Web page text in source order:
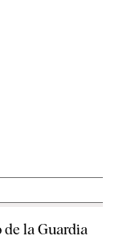
de la Guardia